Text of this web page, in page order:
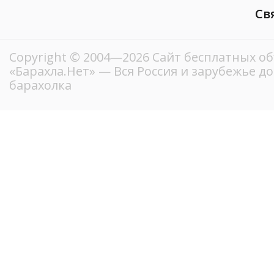
Copyright © 2004—2026 Сайт бесплатных
«Барахла.Нет» — Вся Россия и зарубежье
барахолка